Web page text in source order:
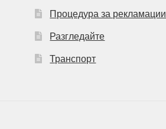
Процедура за рекламации
Разгледайте
Транспорт